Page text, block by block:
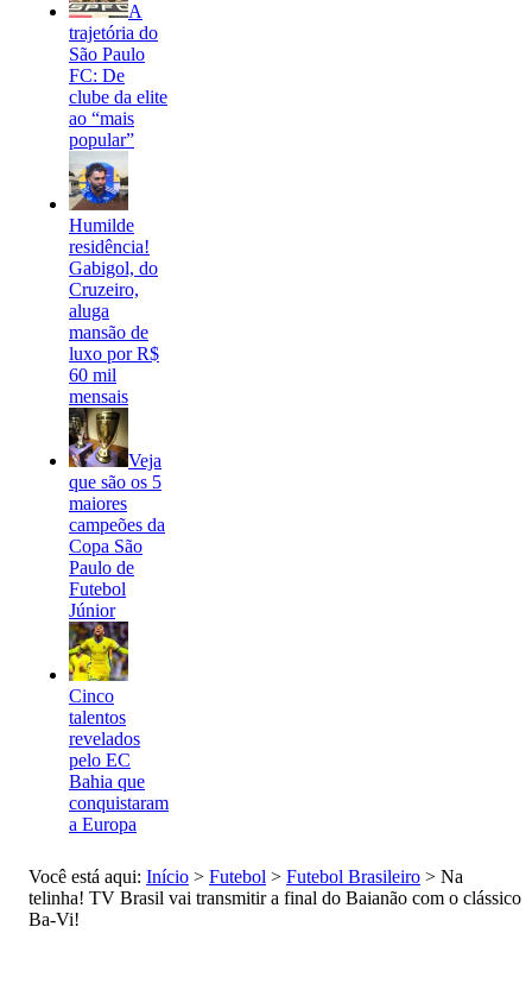
A
trajetória do
São Paulo
FC: De
clube da elite
ao “mais
popular”
Humilde
residência!
Gabigol, do
Cruzeiro,
aluga
mansão de
luxo por R$
60 mil
mensais
Veja
que são os 5
maiores
campeões da
Copa São
Paulo de
Futebol
Júnior
Cinco
talentos
revelados
pelo EC
Bahia que
conquistaram
a Europa
Você está aqui: Início > Futebol > Futebol Brasileiro > Na
telinha! TV Brasil vai transmitir a final do Baianão com o clássico
Ba-Vi!